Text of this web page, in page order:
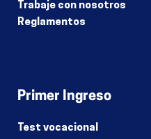
Trabaje con nosotros
Reglamentos
Primer Ingreso
Test vocacional